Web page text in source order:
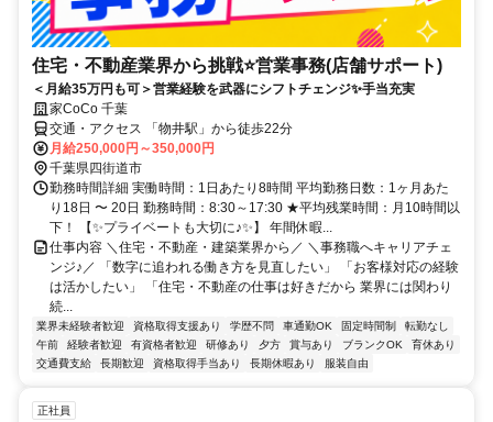
住宅・不動産業界から挑戦⭐営業事務(店舗サポート)
＜月給35万円も可＞営業経験を武器にシフトチェンジ✨手当充実
家CoCo 千葉
交通・アクセス 「物井駅」から徒歩22分
月給250,000円～350,000円
千葉県四街道市
勤務時間詳細 実働時間：1日あたり8時間 平均勤務日数：1ヶ月あた
り18日 〜 20日 勤務時間：8:30～17:30 ★平均残業時間：月10時間以
下！ 【✨プライベートも大切に♪✨】 年間休暇...
仕事内容 ＼住宅・不動産・建築業界から／ ＼事務職へキャリアチェ
ンジ♪／ 「数字に追われる働き方を見直したい」 「お客様対応の経験
は活かしたい」 「住宅・不動産の仕事は好きだから 業界には関わり
続...
業界未経験者歓迎 資格取得支援あり 学歴不問 車通勤OK 固定時間制
転勤なし
午前
経験者歓迎 有資格者歓迎 研修あり 夕方 賞与あり ブランクOK
育休あり
交通費支給
長期歓迎 資格取得手当あり 長期休暇あり 服装自由
正社員